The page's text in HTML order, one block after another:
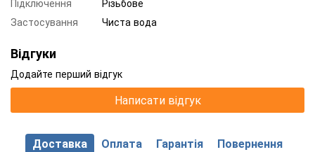
Застосування
Чиста вода
Відгуки
Додайте перший відгук
Написати відгук
Доставка Оплата Гарантія Повернення